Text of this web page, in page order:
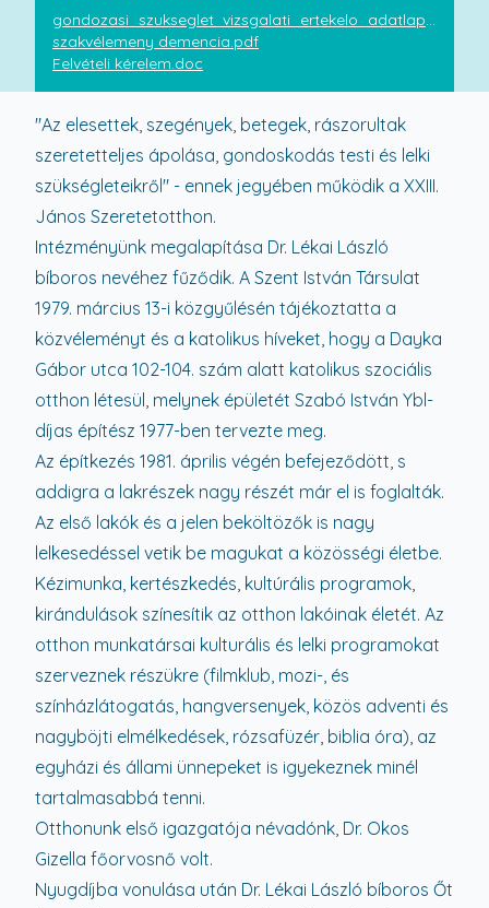
gondozasi_szukseglet_vizsgalati_ertekelo_adatlap (1).docx
szakvélemeny demencia.pdf
Felvételi kérelem.doc
"Az elesettek, szegények, betegek, rászorultak
szeretetteljes ápolása, gondoskodás testi és lelki
szükségleteikről" - ennek jegyében működik a XXIII.
János Szeretetotthon.
Intézményünk megalapítása Dr. Lékai László
bíboros nevéhez fűződik. A Szent István Társulat
1979. március 13-i közgyűlésén tájékoztatta a
közvéleményt és a katolikus híveket, hogy a Dayka
Gábor utca 102-104. szám alatt katolikus szociális
otthon létesül, melynek épületét Szabó István Ybl-
díjas építész 1977-ben tervezte meg.
Az építkezés 1981. április végén befejeződött, s
addigra a lakrészek nagy részét már el is foglalták.
Az első lakók és a jelen beköltözők is nagy
lelkesedéssel vetik be magukat a közösségi életbe.
Kézimunka, kertészkedés, kultúrális programok,
kirándulások színesítik az otthon lakóinak életét. Az
otthon munkatársai kulturális és lelki programokat
szerveznek részükre (filmklub, mozi-, és
színházlátogatás, hangversenyek, közös adventi és
nagyböjti elmélkedések, rózsafüzér, biblia óra), az
egyházi és állami ünnepeket is igyekeznek minél
tartalmasabbá tenni.
Otthonunk első igazgatója névadónk, Dr. Okos
Gizella főorvosnő volt.
Nyugdíjba vonulása után Dr. Lékai László bíboros Őt